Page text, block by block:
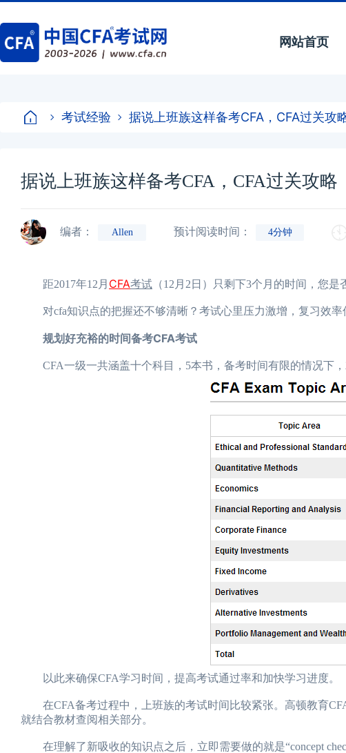
网站首页
考试经验 据说上班族这样备考CFA，CFA过关攻
据说上班族这样备考CFA，CFA过关攻略
编者： Allen 预计阅读时间： 4分钟
距2017年12月 CFA考试 （12月2日）只剩下3个月的时间，您是
对cfa知识点的把握还不够清晰？考试心里压力激增，复习效率
规划好充裕的时间备考CFA考试
CFA一级一共涵盖十个科目，5本书，备考时间有限的情况下，
以此来确保CFA学习时间，提高考试通过率和加快学习进度。
在CFA备考过程中，上班族的考试时间比较紧张。高顿教育CFA
就结合教材查阅相关部分。
在理解了新吸收的知识点之后，立即需要做的就是“concept